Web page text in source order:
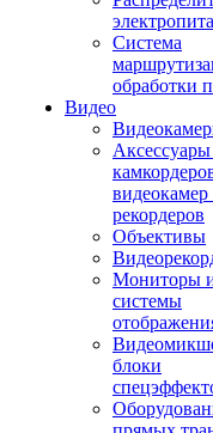
Система
обработки
Видео
видеокамер
рекордеров
Объективы
Мониторы
системы
блоки